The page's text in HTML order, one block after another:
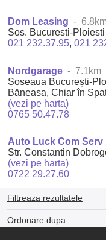
Dom Leasing -
Sos. Bucuresti-
021 232.37.95,021
Nordgarage - 7.1km
Șoseaua București-
Băneasa, Chiar în
(vezi pe harta)
0765 50.47.78
Auto Luck Com Serv
Str. Constantin
(vezi pe harta)
0722 29.27.60
Filtreaza rezultatele
Ordonare dupa: